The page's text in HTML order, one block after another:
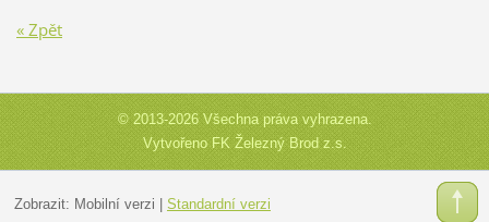
« Zpět
© 2013-2026 Všechna práva vyhrazena.
Vytvořeno FK Železný Brod z.s.
Zobrazit: Mobilní verzi Standardní verzi